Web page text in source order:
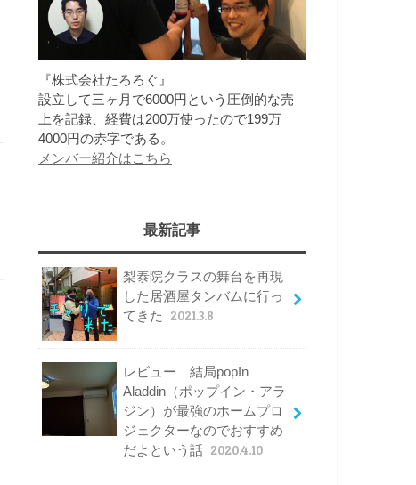
『株式会社たろろぐ』
設立して三ヶ月で6000円という圧倒的な売
上を記録、経費は200万使ったので199万
4000円の赤字である。
メンバー紹介はこちら
最新記事
梨泰院クラスの舞台を再現
した居酒屋タンバムに行っ
てきた
2021.3.8
レビュー 結局popIn
Aladdin（ポップイン・アラ
ジン）が最強のホームプロ
ジェクターなのでおすすめ
だよという話 2020.4.10